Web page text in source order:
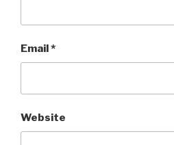
Email*
Website